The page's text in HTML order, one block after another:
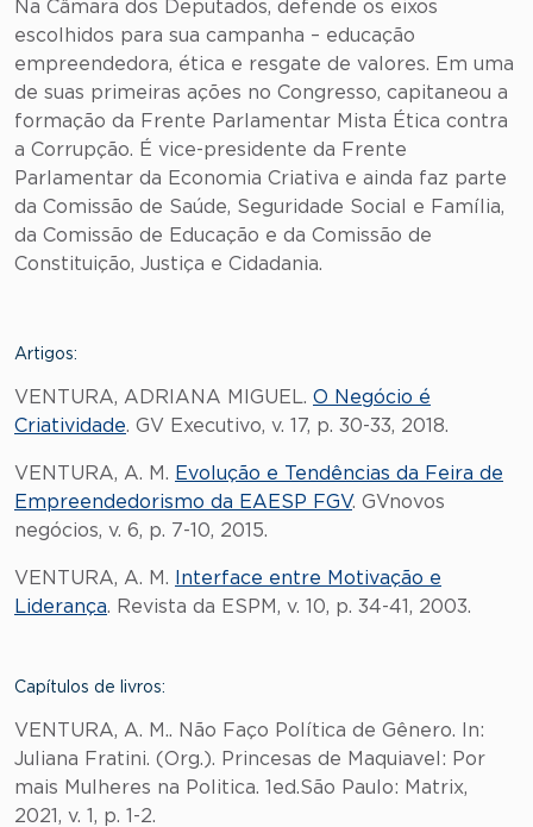
Na Câmara dos Deputados, defende os eixos
escolhidos para sua campanha – educação
empreendedora, ética e resgate de valores. Em uma
de suas primeiras ações no Congresso, capitaneou a
formação da Frente Parlamentar Mista Ética contra
a Corrupção. É vice-presidente da Frente
Parlamentar da Economia Criativa e ainda faz parte
da Comissão de Saúde, Seguridade Social e Família,
da Comissão de Educação e da Comissão de
Constituição, Justiça e Cidadania.
Artigos:
VENTURA, ADRIANA MIGUEL. O Negócio é
Criatividade. GV Executivo, v. 17, p. 30-33, 2018.
VENTURA, A. M. Evolução e Tendências da Feira de
Empreendedorismo da EAESP FGV. GVnovos
negócios, v. 6, p. 7-10, 2015.
VENTURA, A. M.
Interface entre Motivação e
Liderança. Revista da ESPM, v. 10, p. 34-41, 2003.
Capítulos de livros:
VENTURA, A. M.. Não Faço Política de Gênero. In:
Juliana Fratini. (Org.). Princesas de Maquiavel: Por
mais Mulheres na Politica. 1ed.São Paulo: Matrix,
2021, v. 1, p. 1-2.